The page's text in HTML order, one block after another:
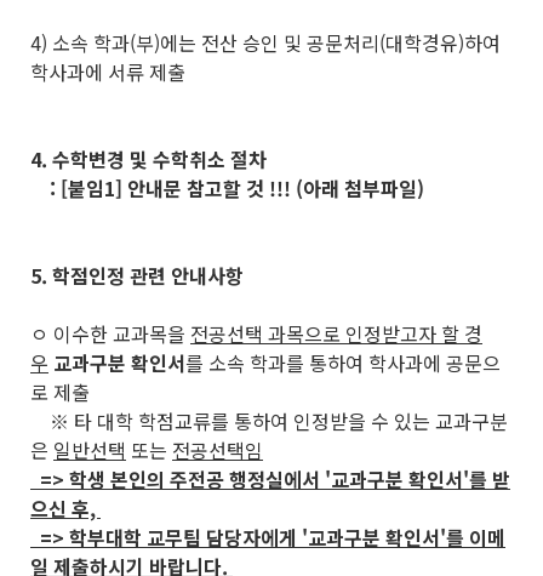
4) 소속 학과(부)에는 전산 승인 및 공문처리(대학경유)하여
학사과에 서류 제출
4. 수학변경 및 수학취소 절차
: [붙임1] 안내문 참고할 것 !!! (아래 첨부파일)
5. 학점인정 관련 안내사항
ㅇ 이수한 교과목을 전공선택 과목으로 인정받고자 할 경
우 교과구분 확인서를 소속 학과를 통하여 학사과에 공문으
로 제출
※ 타 대학 학점교류를 통하여 인정받을 수 있는 교과구분
은 일반선택 또는 전공선택임
=> 학생 본인의 주전공 행정실에서 '교과구분 확인서'를 받
으신 후,
=> 학부대학 교무팀 담당자에게 '교과구분 확인서'를 이메
일 제출하시기 바랍니다.